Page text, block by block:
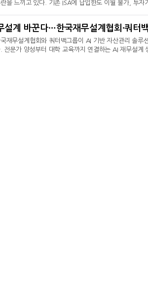
을 느끼고 있다. 기존 ISA에 납입한도 이월 불가, 투
약이 발생한다는 평가가 나온다.그동안 ISA는 다양한
설계 바꾼다…한국재무설계협회·쿼터
국재무설계협회와 쿼터백그룹이 AI 기반 자산관리 솔
전문가 양성부터 대학 교육까지 연결하는 AI 재무설